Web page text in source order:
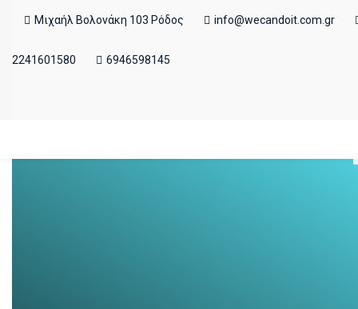
Μιχαήλ Βολονάκη 103 Ρόδος info@wecandoit.com.gr
2241601580 6946598145